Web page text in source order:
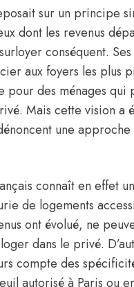
sur un principe
dont les revenus
conséquent.
aux foyers les plus
pour des ménages
Mais cette vision a
une
connaît en effet
de logements
ont évolué, ne
dans le privé.
compte des
autorisé à Paris ou